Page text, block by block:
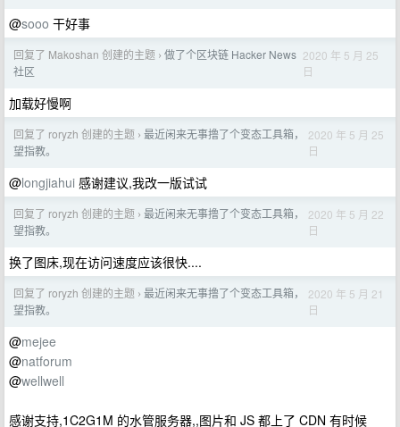
@sooo 干好事
回复了 Makoshan 创建的主题 › 做了个区块链 Hacker News
社区
2020 年 5 月 25
日
加载好慢啊
回复了 roryzh 创建的主题 › 最近闲来无事撸了个变态工具箱，
望指教。
2020 年 5 月 25
日
@longjiahui 感谢建议,我改一版试试
回复了 roryzh 创建的主题 › 最近闲来无事撸了个变态工具箱，
望指教。
2020 年 5 月 22
日
换了图床,现在访问速度应该很快....
回复了 roryzh 创建的主题 › 最近闲来无事撸了个变态工具箱，
望指教。
2020 年 5 月 21
日
@mejee
@natforum
@wellwell
感谢支持,1C2G1M 的水管服务器,,图片和 JS 都上了 CDN 有时候